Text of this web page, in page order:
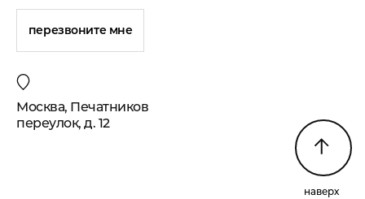
перезвоните мне
Москва, Печатников
переулок, д. 12
наверх